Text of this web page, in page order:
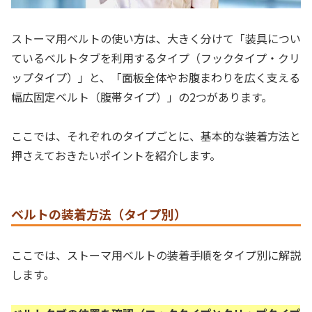
ストーマ用ベルトの使い方は、大きく分けて「装具につい
ているベルトタブを利用するタイプ（フックタイプ・クリ
ップタイプ）」と、「面板全体やお腹まわりを広く支える
幅広固定ベルト（腹帯タイプ）」の2つがあります。
ここでは、それぞれのタイプごとに、基本的な装着方法と
押さえておきたいポイントを紹介します。
ベルトの装着方法（タイプ別）
ここでは、ストーマ用ベルトの装着手順をタイプ別に解説
します。